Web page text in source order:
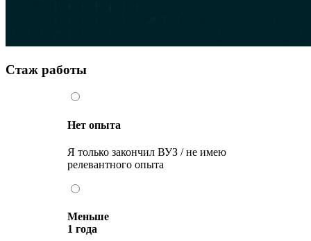
Стаж работы
Нет опыта
Я только закончил ВУЗ / не имею
релевантного опыта
Меньше
1 года